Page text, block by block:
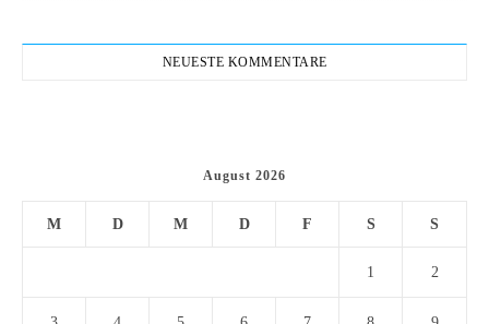
NEUESTE KOMMENTARE
August 2026
M D M D F S S
1 2